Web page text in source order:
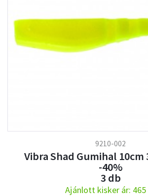
9210-002
Vibra Shad Gumihal 10cm
-40%
3 db
Ajánlott kisker ár: 465